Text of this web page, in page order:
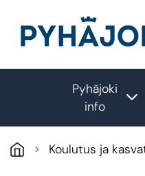
Pyhäjoki
info
Koulutus ja